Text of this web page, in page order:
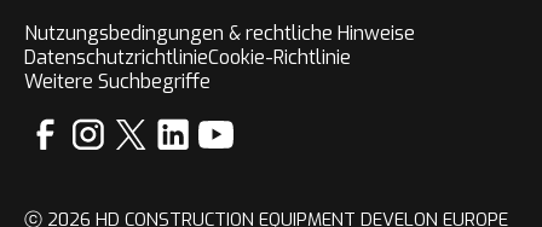
DX57W-7
DL420-7
Nutzungsbedingungen & rechtliche Hinweise
DatenschutzrichtlinieCookie-Richtlinie
Weitere Suchbegriffe
ⓒ 2026 HD CONSTRUCTION EQUIPMENT DEVELON EUROPE